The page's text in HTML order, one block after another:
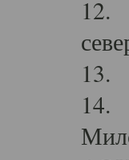
12.
13.
14.